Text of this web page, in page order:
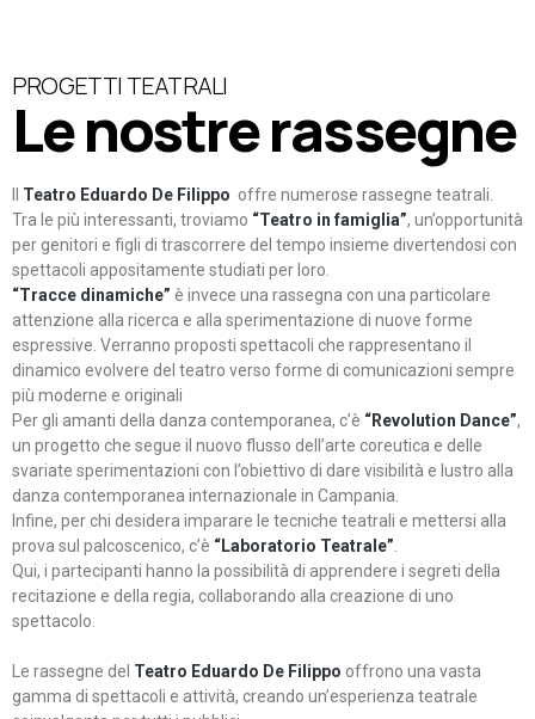
PROGETTI TEATRALI
Le nostre rassegne
Teatro Eduardo De Filippo offre numerose rassegne teatrali.
Tra le più interessanti, troviamo “Teatro in famiglia”, un’opportunità
per genitori e figli di trascorrere del tempo insieme divertendosi con
spettacoli appositamente studiati per loro.
“Tracce dinamiche” è invece una rassegna con una particolare
attenzione alla ricerca e alla sperimentazione di nuove forme
espressive. Verranno proposti spettacoli che rappresentano il
dinamico evolvere del teatro verso forme di comunicazioni sempre
più moderne e originali
Per gli amanti della danza contemporanea, c’è “Revolution Dance”,
un progetto che segue il nuovo flusso dell’arte coreutica e delle
svariate sperimentazioni con l’obiettivo di dare visibilità e lustro alla
danza contemporanea internazionale in Campania.
Infine, per chi desidera imparare le tecniche teatrali e mettersi alla
prova sul palcoscenico, c’è “Laboratorio Teatrale”
Qui, i partecipanti hanno la possibilità di apprendere i segreti della
recitazione e della regia, collaborando alla creazione di uno
spettacolo.
Le rassegne del Teatro Eduardo De Filippo offrono una vasta
gamma di spettacoli e attività, creando un’esperienza teatrale